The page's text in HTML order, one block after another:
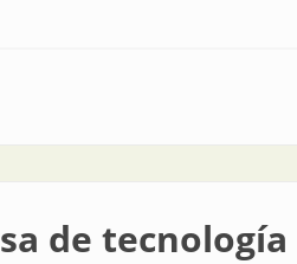
de tecnología